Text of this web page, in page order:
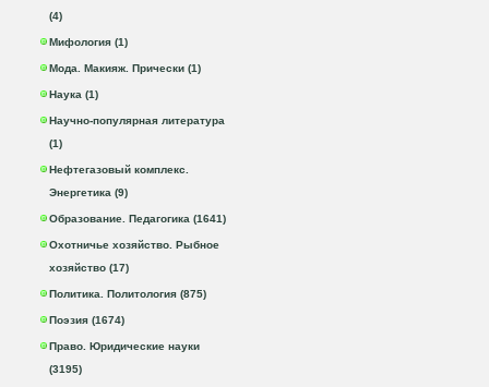
(4)
Мифология (1)
Мода. Макияж. Прически (1)
Наука (1)
Научно-популярная литература
(1)
Нефтегазовый комплекс.
Энергетика (9)
Образование. Педагогика (1641)
Охотничье хозяйство. Рыбное
хозяйство (17)
Политика. Политология (875)
Поэзия (1674)
Право. Юридические науки
(3195)